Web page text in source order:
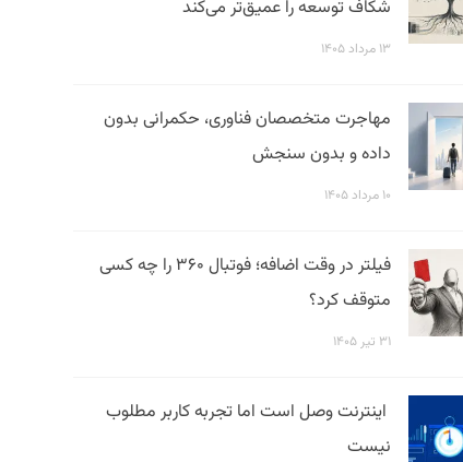
شکاف توسعه را عمیق‌تر می‌کند
۱۳ مرداد ۱۴۰۵
مهاجرت متخصصان فناوری، حکمرانی بدون
داده و بدون سنجش
۱۰ مرداد ۱۴۰۵
فیلتر در وقت اضافه؛ فوتبال ۳۶۰ را چه کسی
متوقف کرد؟
۳۱ تیر ۱۴۰۵
اینترنت وصل است اما تجربه کاربر مطلوب
نیست